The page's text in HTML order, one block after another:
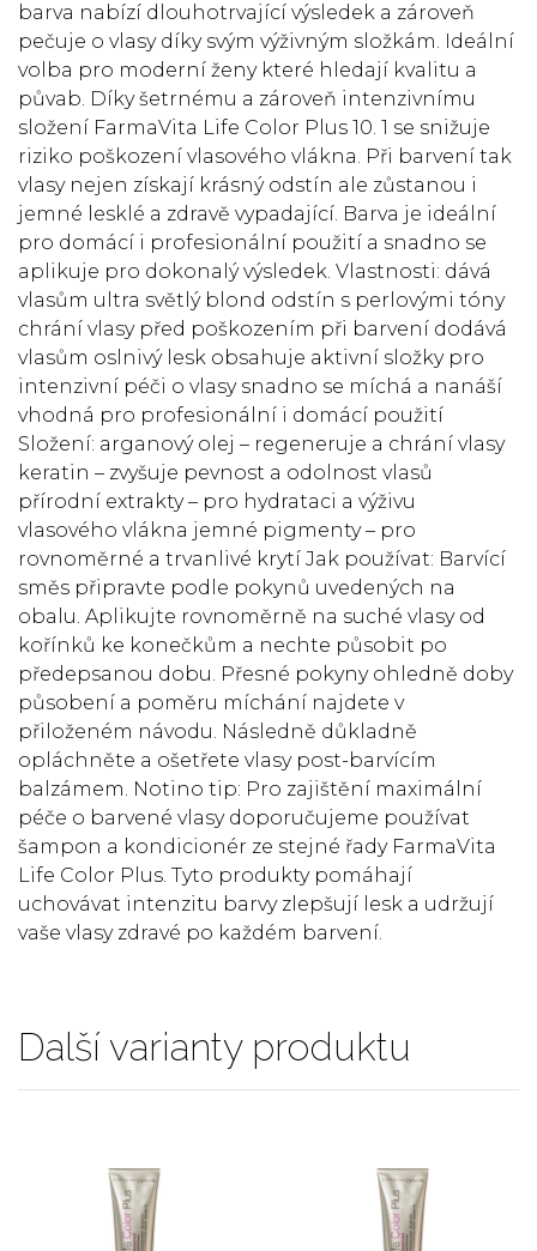
barva nabízí dlouhotrvající výsledek a zároveň
pečuje o vlasy díky svým výživným složkám. Ideální
volba pro moderní ženy které hledají kvalitu a
půvab. Díky šetrnému a zároveň intenzivnímu
složení FarmaVita Life Color Plus 10. 1 se snižuje
riziko poškození vlasového vlákna. Při barvení tak
vlasy nejen získají krásný odstín ale zůstanou i
jemné lesklé a zdravě vypadající. Barva je ideální
pro domácí i profesionální použití a snadno se
aplikuje pro dokonalý výsledek. Vlastnosti: dává
vlasům ultra světlý blond odstín s perlovými tóny
chrání vlasy před poškozením při barvení dodává
vlasům oslnivý lesk obsahuje aktivní složky pro
intenzivní péči o vlasy snadno se míchá a nanáší
vhodná pro profesionální i domácí použití
Složení: arganový olej – regeneruje a chrání vlasy
keratin – zvyšuje pevnost a odolnost vlasů
přírodní extrakty – pro hydrataci a výživu
vlasového vlákna jemné pigmenty – pro
rovnoměrné a trvanlivé krytí Jak používat: Barvící
směs připravte podle pokynů uvedených na
obalu. Aplikujte rovnoměrně na suché vlasy od
kořínků ke konečkům a nechte působit po
předepsanou dobu. Přesné pokyny ohledně doby
působení a poměru míchání najdete v
přiloženém návodu. Následně důkladně
opláchněte a ošetřete vlasy post-barvícím
balzámem. Notino tip: Pro zajištění maximální
péče o barvené vlasy doporučujeme používat
šampon a kondicionér ze stejné řady FarmaVita
Life Color Plus. Tyto produkty pomáhají
uchovávat intenzitu barvy zlepšují lesk a udržují
vaše vlasy zdravé po každém barvení.
Další varianty produktu